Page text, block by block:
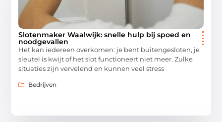
Slotenmaker Waalwijk: snelle hulp bij spoed en
noodgevallen
Het kan iedereen overkomen: je bent buitengesloten, je
sleutel is kwijt of het slot functioneert niet meer. Zulke
situaties zijn vervelend en kunnen veel stress
Bedrijven